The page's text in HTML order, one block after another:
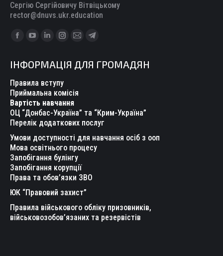
Сергію Сергійовичу Вітвіцькому
rector@dnuvs.ukr.education
Find us on:
Facebook
opens
in
new
window
YouTube
opens
in
new
window
Linkedin
opens
in
new
window
Instagram
opens
in
new
window
Mail
opens
new
Telegram
opens
ІНФОРМАЦІЯ ДЛЯ ГРОМАДЯН
Правила вступу
Приймальна комісія
Вартість навчання
ОЦ “Донбас-Україна” та “Крим-Україна”
Перелік додаткових послуг
Умови доступності для навчання осіб з ооп
Мова освітнього процесу
Запобігання булінгу
Запобігання корупції
Права та обов’язки ЗВО
ЮК “Правовий захист”
Правила військового обліку призовників,
військовозобов’язаних та резервістів